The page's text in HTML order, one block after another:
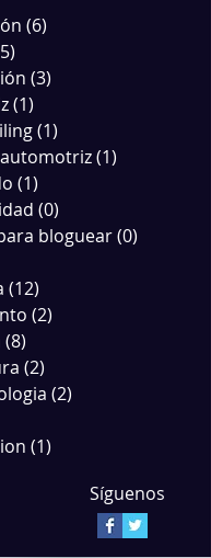
(6)
(3)
(1)
(1)
(1)
(1)
(0)
bloguear(0)
(12)
(2)
(8)
(2)
(2)
(1)
Síguenos